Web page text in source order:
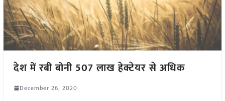
देश में रबी बोनी 507 लाख हेक्टेयर से अधिक
December 26, 2020